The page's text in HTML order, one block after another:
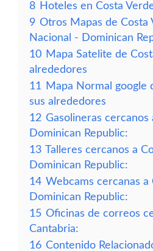
8 Hoteles en Costa
9 Otros Mapas de Costa
Nacional - Dominican
10 Mapa Satelite de
alrededores
11
Mapa Normal google
sus alrededores
12 Gasolineras cercanos
Dominican Republic:
13 Talleres cercanos a
Dominican Republic:
14 Webcams cercanas a
Dominican Republic:
15 Oficinas de correos
Cantabria:
16 Contenido